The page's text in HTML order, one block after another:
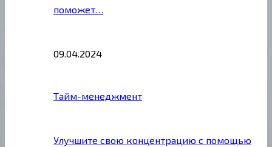
поможет…
09.04.2024
Тайм-менеджмент
Улучшите свою концентрацию с помощью